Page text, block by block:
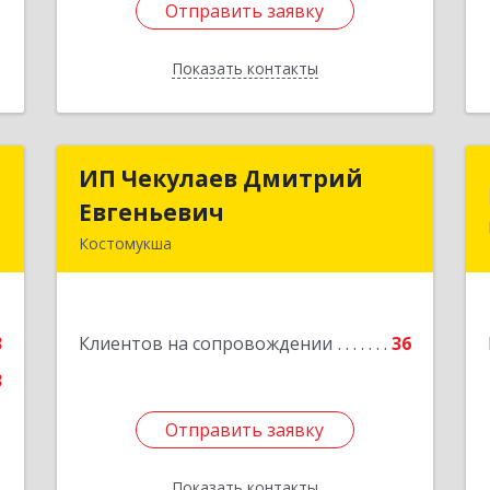
Отправить заявку
Показать контакты
Отправить заявку
Назад
ИП Чекулаев Дмитрий
Евгеньевич
Костомукша
Клиентов на сопровождении 36
Отправить заявку
ИП Чекулаев Дмитрий
Отправить заявку